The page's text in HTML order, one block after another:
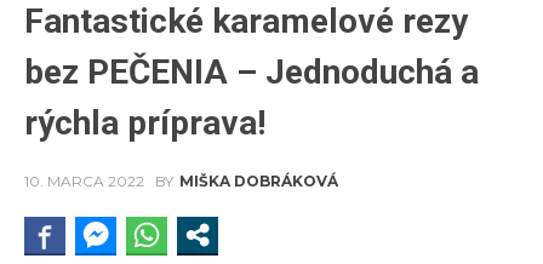
Fantastické karamelové rezy
bez PEČENIA – Jednoduchá a
rýchla príprava!
10. MARCA 2022 BY MIŠKA DOBRÁKOVÁ